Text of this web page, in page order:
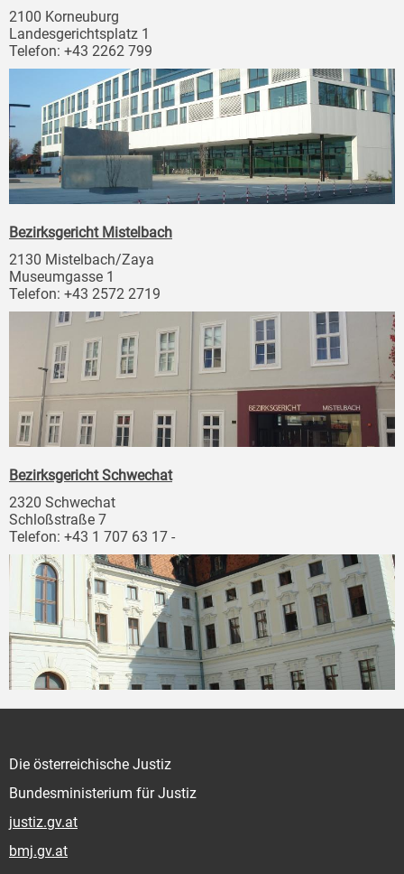
2100 Korneuburg
Landesgerichtsplatz 1
Telefon: +43 2262 799
Bezirksgericht Mistelbach
2130 Mistelbach/Zaya
Museumgasse 1
Telefon: +43 2572 2719
Bezirksgericht Schwechat
2320 Schwechat
Schloßstraße 7
Telefon: +43 1 707 63 17 -
Die österreichische Justiz
Bundesministerium für Justiz
justiz.gv.at
bmj.gv.at